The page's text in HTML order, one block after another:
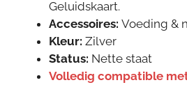
Geluidskaart.
Accessoires: Voeding &
Kleur: Zilver
Status: Nette staat
Volledig compatible